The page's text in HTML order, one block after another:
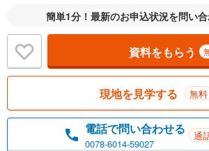
簡単1分！最新のお申込状況を問い
資料をもらう
現地を見学する 無料
電話で問い合わせる
0078-6014-59027
通